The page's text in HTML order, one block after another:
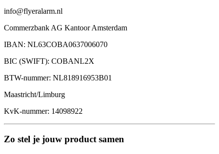
info@flyeralarm.nl
Commerzbank AG Kantoor Amsterdam
IBAN: NL63COBA0637006070
BIC (SWIFT): COBANL2X
BTW-nummer: NL818916953B01
Maastricht/Limburg
KvK-nummer: 14098922
Zo stel je jouw product samen